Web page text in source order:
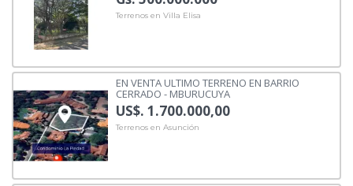
Terrenos en Villa Elisa
EN VENTA ULTIMO TERRENO EN BARRIO
CERRADO - MBURUCUYA
US$. 1.700.000,00
Terrenos en Asunción